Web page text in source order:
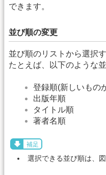
できます。
並び順の変更
並び順のリストから選択
たとえば、以下のような
登録順(新しいもの
出版年順
タイトル順
著者名順
補足
選択できる並び順は、